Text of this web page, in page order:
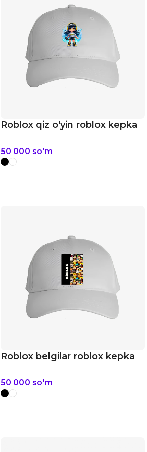
Roblox qiz o'yin roblox kepka
50 000 so'm
Roblox belgilar roblox kepka
50 000 so'm